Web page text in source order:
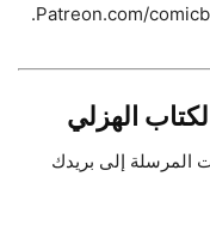
الهزلي
إلى بريدك